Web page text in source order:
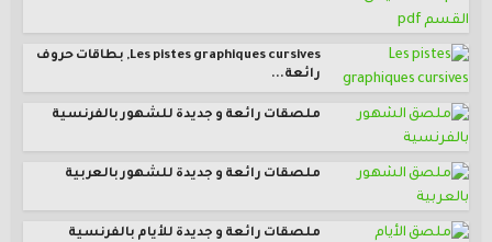
Les pistes graphiques cursives, بطاقات حروف
رائعة...
ملصقات رائعة و جديدة للشهور بالفرنسية
ملصقات رائعة و جديدة للشهور بالعربية
ملصقات رائعة و جديدة للأيام بالفرنسية